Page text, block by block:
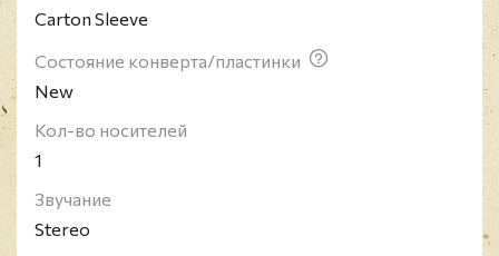
Carton Sleeve
Состояние конверта/пластинки
New
Кол-во носителей
1
Звучание
Stereo